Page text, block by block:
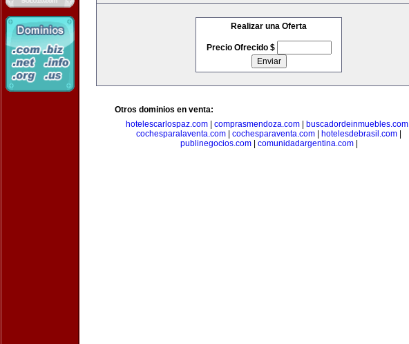
Realizar una Oferta
Precio Ofrecido $
Otros dominios en venta:
hotelescarlospaz.com| comprasmendoza.com| buscadordeinmuebles.com|
cochesparalaventa.com
cochesparaventa.com hotelesdebrasil.com
publinegocios.com| comunidadargentina.com|